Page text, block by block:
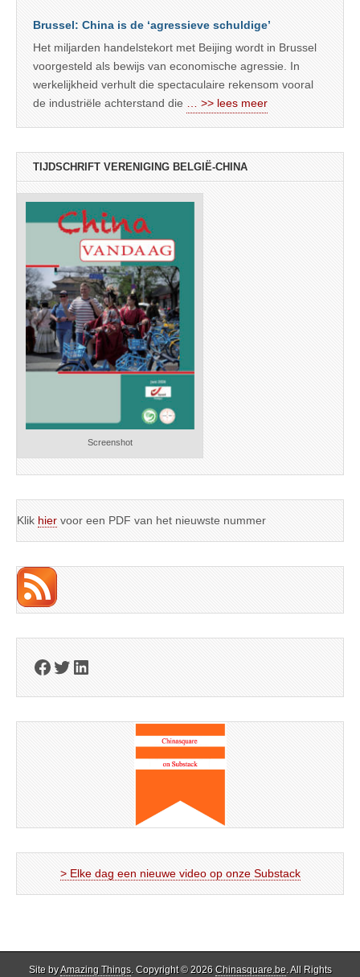
Brussel: China is de ‘agressieve schuldige’
Het miljarden handelstekort met Beijing wordt in Brussel
voorgesteld als bewijs van economische agressie. In
werkelijkheid verhult die spectaculaire rekensom vooral
de industriële achterstand die … >> lees meer
TIJDSCHRIFT VERENIGING BELGIË-CHINA
Screenshot
Klik hier voor een PDF van het nieuwste nummer
Facebook
Twitter
LinkedIn
> Elke dag een nieuwe video op onze Substack
Site byAmazing Things. Copyright © 2026 Chinasquare.be. All Rights